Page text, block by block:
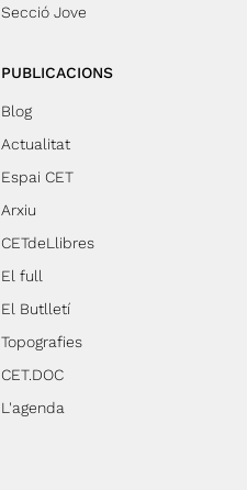
Secció Jove
PUBLICACIONS
Blog
Actualitat
Espai CET
Arxiu
CETdeLlibres
El full
El Butlletí
Topografies
CET.DOC
L'agenda